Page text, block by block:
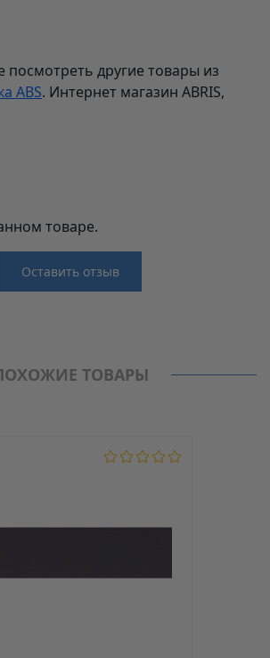
другие товары из
ABS. Интернет магазин ABRIS,
товаре.
Оставить отзыв
Н3006
ABS ТОВАРЫ